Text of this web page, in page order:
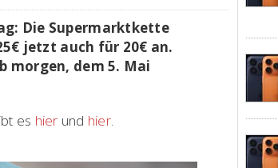
Die Supermarktkette
jetzt auch für 20€ an.
morgen, dem 5. Mai
es hier und hier.